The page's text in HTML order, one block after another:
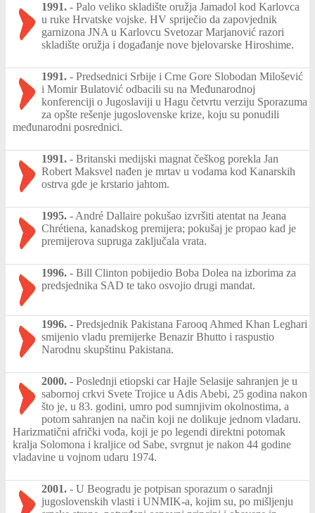
1991. - Palo veliko skladište oružja Jamadol kod Karlovca
u ruke Hrvatske vojske. HV spriječio da zapovjednik
garnizona JNA u Karlovcu Svetozar Marjanović razori
skladište oružja i događanje nove bjelovarske Hiroshime.
1991. - Predsednici Srbije i Crne Gore Slobodan Milošević
i Momir Bulatović odbacili su na Međunarodnoj
konferenciji o Jugoslaviji u Hagu četvrtu verziju Sporazuma
za opšte rešenje jugoslovenske krize, koju su ponudili
međunarodni posrednici.
1991. - Britanski medijski magnat češkog porekla Jan
Robert Maksvel nađen je mrtav u vodama kod Kanarskih
ostrva gde je krstario jahtom.
1995. - André Dallaire pokušao izvršiti atentat na Jeana
Chrétiena, kanadskog premijera; pokušaj je propao kad je
premijerova supruga zaključala vrata.
1996. - Bill Clinton pobijedio Boba Dolea na izborima za
predsjednika SAD te tako osvojio drugi mandat.
1996. - Predsjednik Pakistana Farooq Ahmed Khan Leghari
smijenio vladu premijerke Benazir Bhutto i raspustio
Narodnu skupštinu Pakistana.
2000. - Poslednji etiopski car Hajle Selasije sahranjen je u
sabornoj crkvi Svete Trojice u Adis Abebi, 25 godina nakon
što je, u 83. godini, umro pod sumnjivim okolnostima, a
potom sahranjen na način koji ne dolikuje jednom vladaru.
Harizmatični afrički vođa, koji je po legendi direktni potomak
kralja Solomona i kraljice od Sabe, svrgnut je nakon 44 godine
vladavine u vojnom udaru 1974.
2001. - U Beogradu je potpisan sporazum o saradnji
jugoslovenskih vlasti i UNMIK-a, kojim su, po mišljenju